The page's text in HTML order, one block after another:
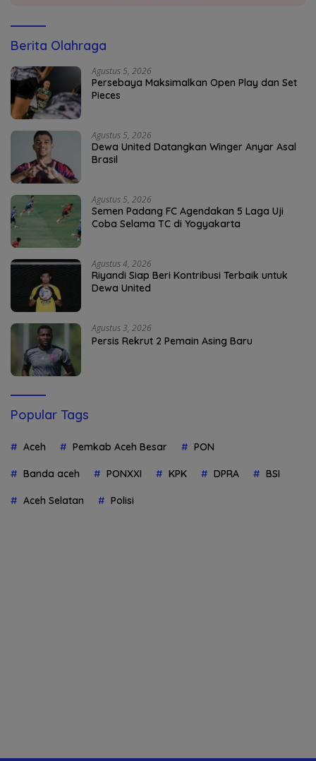
Berita Olahraga
Agustus 5, 2026
Persebaya Maksimalkan Open Play dan Set
Pieces
Agustus 5, 2026
Dewa United Datangkan Winger Anyar Asal
Brasil
Agustus 5, 2026
Semen Padang FC Agendakan 5 Laga Uji
Coba Selama TC di Yogyakarta
Agustus 4, 2026
Riyandi Siap Beri Kontribusi Terbaik untuk
Dewa United
Agustus 3, 2026
Persis Rekrut 2 Pemain Asing Baru
Popular Tags
Aceh Pemkab Aceh Besar PON
Banda aceh PONXXI KPK DPRA BSI
Aceh Selatan Polisi